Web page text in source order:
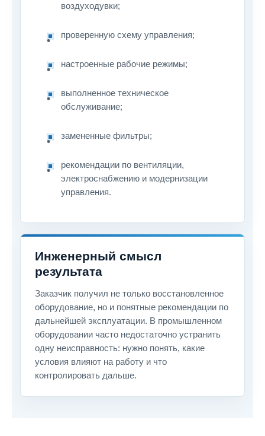
воздуходувки;
проверенную схему управления;
настроенные рабочие режимы;
выполненное техническое
обслуживание;
замененные фильтры;
рекомендации по вентиляции,
электроснабжению и модернизации
управления.
Инженерный смысл
результата
Заказчик получил не только восстановленное
оборудование, но и понятные рекомендации по
дальнейшей эксплуатации. В промышленном
оборудовании часто недостаточно устранить
одну неисправность: нужно понять, какие
условия влияют на работу и что
контролировать дальше.